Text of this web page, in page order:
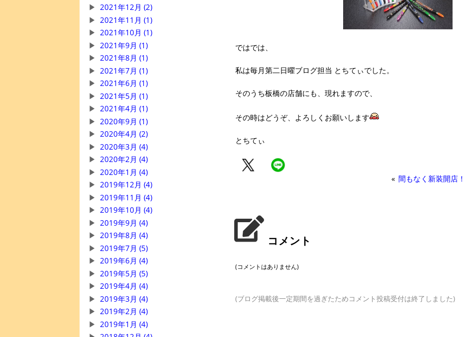
2021年12月 (2)
2021年11月 (1)
2021年10月 (1)
2021年9月 (1)
2021年8月 (1)
2021年7月 (1)
2021年6月 (1)
2021年5月 (1)
2021年4月 (1)
2020年9月 (1)
2020年4月 (2)
2020年3月 (4)
2020年2月 (4)
2020年1月 (4)
2019年12月 (4)
2019年11月 (4)
2019年10月 (4)
2019年9月 (4)
2019年8月 (4)
2019年7月 (5)
2019年6月 (4)
2019年5月 (5)
2019年4月 (4)
2019年3月 (4)
2019年2月 (4)
2019年1月 (4)
ではでは、
私は毎月第二日曜ブログ担当 とちてぃでした。
そのうち板橋の店舗にも、現れますので、
その時はどうぞ、よろしくお願いします
とちてぃ
« 間もなく新装開店！
コメント
(コメントはありません)
(ブログ掲載後一定期間を過ぎたためコメント投稿受付は終了しました)